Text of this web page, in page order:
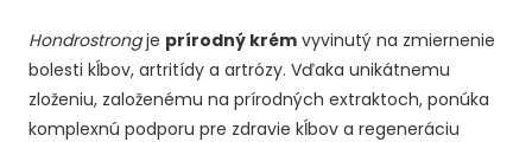
Hondrostrongje prírodný krém vyvinutý na zmiernenie
bolesti kĺbov, artritídy a artrózy. Vďaka unikátnemu
zloženiu, založenému na prírodných extraktoch, ponúka
komplexnú podporu pre zdravie kĺbov a regeneráciu